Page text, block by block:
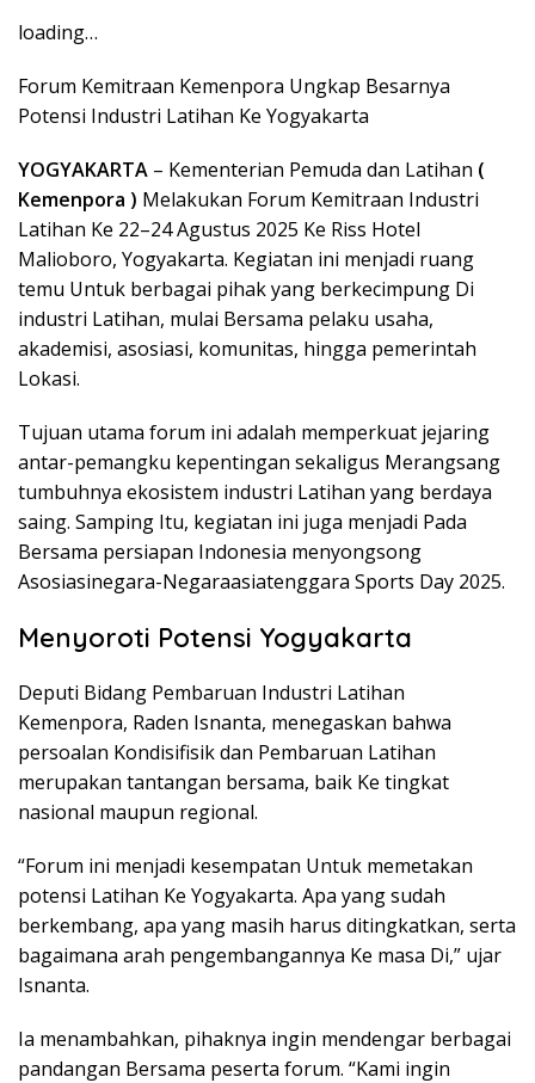
loading…
Forum Kemitraan Kemenpora Ungkap Besarnya
Potensi Industri Latihan Ke Yogyakarta
YOGYAKARTA – Kementerian Pemuda dan Latihan (
Kemenpora ) Melakukan Forum Kemitraan Industri
Latihan Ke 22–24 Agustus 2025 Ke Riss Hotel
Malioboro, Yogyakarta. Kegiatan ini menjadi ruang
temu Untuk berbagai pihak yang berkecimpung Di
industri Latihan, mulai Bersama pelaku usaha,
akademisi, asosiasi, komunitas, hingga pemerintah
Lokasi.
Tujuan utama forum ini adalah memperkuat jejaring
antar-pemangku kepentingan sekaligus Merangsang
tumbuhnya ekosistem industri Latihan yang berdaya
saing. Samping Itu, kegiatan ini juga menjadi Pada
Bersama persiapan Indonesia menyongsong
Asosiasinegara-Negaraasiatenggara Sports Day 2025.
Menyoroti Potensi Yogyakarta
Deputi Bidang Pembaruan Industri Latihan
Kemenpora, Raden Isnanta, menegaskan bahwa
persoalan Kondisifisik dan Pembaruan Latihan
merupakan tantangan bersama, baik Ke tingkat
nasional maupun regional.
“Forum ini menjadi kesempatan Untuk memetakan
potensi Latihan Ke Yogyakarta. Apa yang sudah
berkembang, apa yang masih harus ditingkatkan, serta
bagaimana arah pengembangannya Ke masa Di,” ujar
Isnanta.
Ia menambahkan, pihaknya ingin mendengar berbagai
pandangan Bersama peserta forum. “Kami ingin